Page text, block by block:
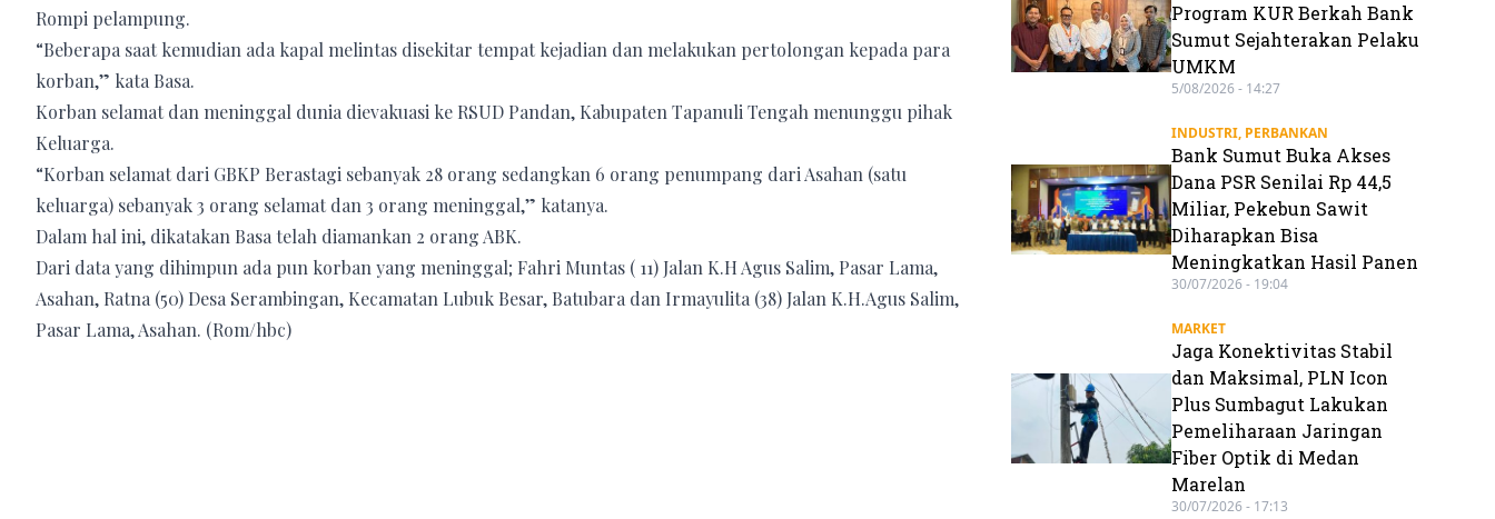
Rompi pelampung.
“Beberapa saat kemudian ada kapal melintas disekitar tempat kejadian dan melakukan pertolongan kepada para
korban,” kata Basa.
Korban selamat dan meninggal dunia dievakuasi ke RSUD Pandan, Kabupaten Tapanuli Tengah menunggu pihak
Keluarga.
“Korban selamat dari GBKP Berastagi sebanyak 28 orang sedangkan 6 orang penumpang dari Asahan (satu
keluarga) sebanyak 3 orang selamat dan 3 orang meninggal,” katanya.
Dalam hal ini, dikatakan Basa telah diamankan 2 orang ABK.
Dari data yang dihimpun ada pun korban yang meninggal; Fahri Muntas ( 11) Jalan K.H Agus Salim, Pasar Lama,
Asahan, Ratna (50) Desa Serambingan, Kecamatan Lubuk Besar, Batubara dan Irmayulita (38) Jalan K.H.Agus Salim,
Pasar Lama, Asahan. (Rom/hbc)
Program KUR Berkah Bank
Sumut Sejahterakan Pelaku
UMKM
5/08/2026 - 14:27
INDUSTRI, PERBANKAN
Bank Sumut Buka Akses
Dana PSR Senilai Rp 44,5
Miliar, Pekebun Sawit
Diharapkan Bisa
Meningkatkan Hasil Panen
30/07/2026 - 19:04
MARKET
Jaga Konektivitas Stabil
dan Maksimal, PLN Icon
Plus Sumbagut Lakukan
Pemeliharaan Jaringan
Fiber Optik di Medan
Marelan
30/07/2026 - 17:13